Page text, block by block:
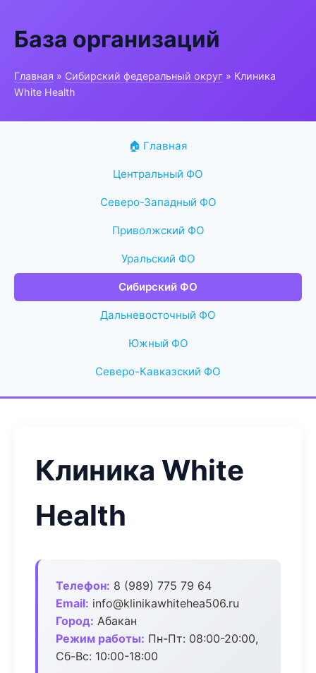
База организаций
Главная » Сибирский федеральный округ » Клиника
White Health
🏠 Главная
Центральный ФО
Северо-Западный ФО
Приволжский ФО
Уральский ФО
Сибирский ФО
Дальневосточный ФО
Южный ФО
Северо-Кавказский ФО
Клиника White
Health
Телефон: 8 (989) 775 79 64
Email: info@klinikawhitehea506.ru
Город: Абакан
Режим работы: Пн-Пт: 08:00-20:00,
Сб-Вс: 10:00-18:00